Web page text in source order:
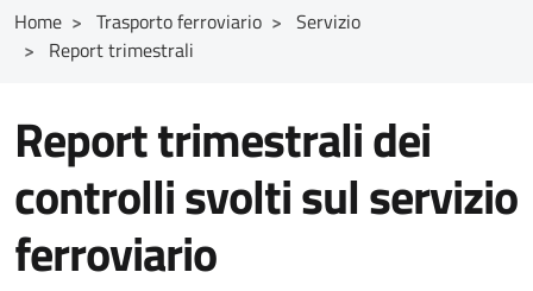
Home > Trasporto ferroviario > Servizio
> Report trimestrali
Report trimestrali dei
controlli svolti sul servizio
ferroviario